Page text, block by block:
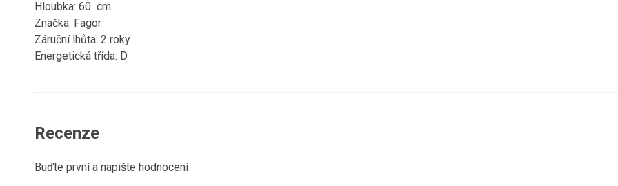
Hloubka: 60 cm
Značka: Fagor
Záruční lhůta: 2 roky
Energetická třída: D
Recenze
Buďte první a napište hodnocení